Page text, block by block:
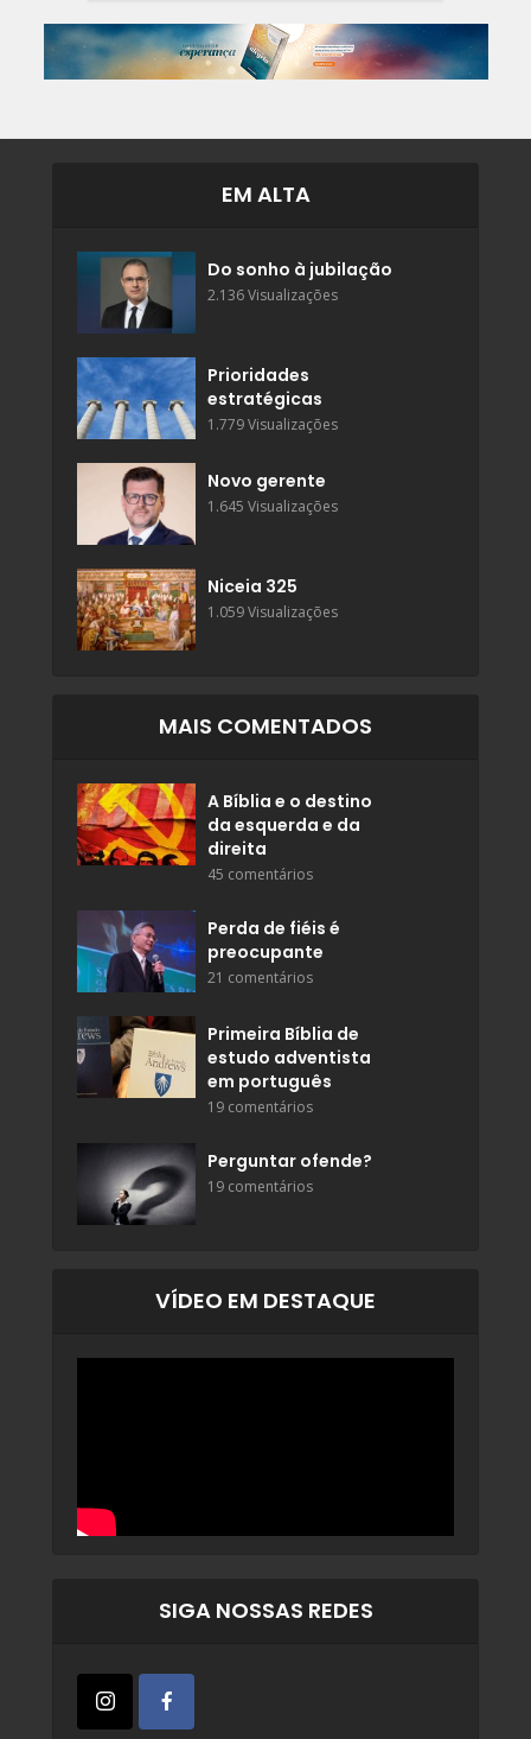
EM ALTA
Do sonho à jubilação
2.136 Visualizações
Prioridades
estratégicas
1.779 Visualizações
Novo gerente
1.645 Visualizações
Niceia 325
1.059 Visualizações
MAIS COMENTADOS
A Bíblia e o destino
da esquerda e da
direita
45 comentários
Perda de fiéis é
preocupante
21 comentários
Primeira Bíblia de
estudo adventista
em português
19 comentários
Perguntar ofende?
19 comentários
VÍDEO EM DESTAQUE
SIGA NOSSAS REDES